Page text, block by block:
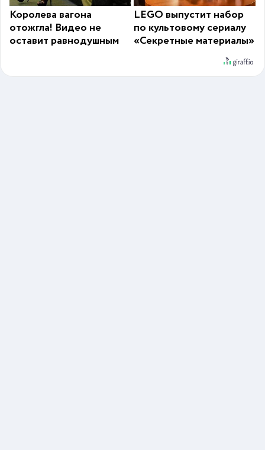
Королева вагона
отожгла! Видео не
оставит равнодушным
LEGO выпустит набор
по культовому сериалу
«Секретные материалы»